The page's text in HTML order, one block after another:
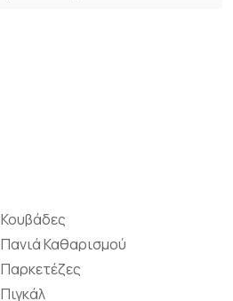
Κουβάδες
Πανιά Καθαρισμού
Παρκετέζες
Πιγκάλ